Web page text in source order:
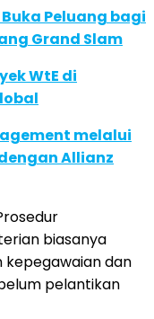
Buka Peluang bagi
Grand Slam
WtE di
melalui
Allianz
biasanya
kepegawaian dan
pelantikan